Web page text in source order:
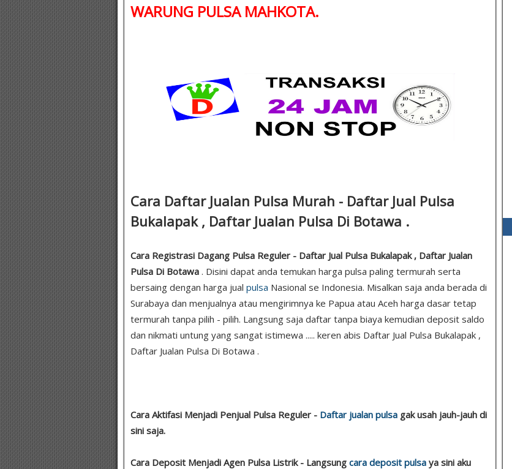
WARUNG PULSA MAHKOTA.
Cara Daftar Jualan Pulsa Murah - Daftar Jual Pulsa
Bukalapak , Daftar Jualan Pulsa Di Botawa .
Cara Registrasi Dagang Pulsa Reguler - Daftar Jual Pulsa Bukalapak , Daftar Jualan
Pulsa Di Botawa . Disini dapat anda temukan harga pulsa paling termurah serta
bersaing dengan harga jual pulsa Nasional se Indonesia. Misalkan saja anda berada di
Surabaya dan menjualnya atau mengirimnya ke Papua atau Aceh harga dasar tetap
termurah tanpa pilih - pilih. Langsung saja daftar tanpa biaya kemudian deposit saldo
dan nikmati untung yang sangat istimewa ..... keren abis Daftar Jual Pulsa Bukalapak ,
Daftar Jualan Pulsa Di Botawa .
Cara Aktifasi Menjadi Penjual Pulsa Reguler - Daftar jualan pulsa gak usah jauh-jauh di
sini saja.
Cara Deposit Menjadi Agen Pulsa Listrik - Langsung cara deposit pulsa ya sini aku